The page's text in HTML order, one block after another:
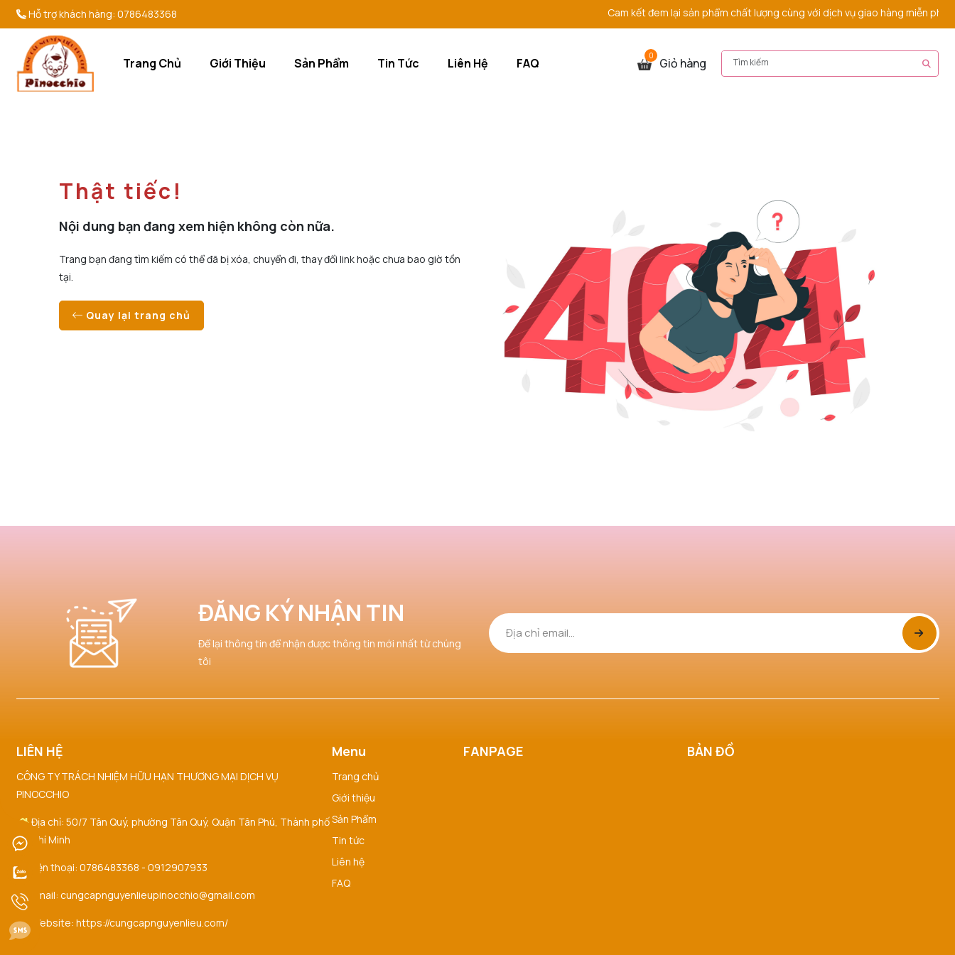
Hỗ trợ khách hàng: 0786483368 Cam kết đem lại sản phẩm chất lượng cùng với dịch vụ giao hàng miễn phí
Trang Chủ Giới Thiệu Sản Phẩm Tin Tức Liên Hệ FAQ 0 Giỏ hàng
Thật tiếc!
Nội dung bạn đang xem hiện không còn nữa.
Trang bạn đang tìm kiếm có thể đã bị xóa, chuyển đi, thay đổi link hoặc chưa bao giờ tồn
tại.
Quay lại trang chủ
ĐĂNG KÝ NHẬN TIN
Để lại thông tin để nhận được thông tin mới nhất từ chúng
tôi
LIÊN HỆ
CÔNG TY TRÁCH NHIỆM HỮU HẠN THƯƠNG MẠI DỊCH VỤ
PINOCCHIO
Địa chỉ: 50/7 Tân Quý, phường Tân Quý, Quận Tân Phú, Thành phố
Hồ Chí Minh
Điện thoại: 0786483368 - 0912907933
Email: cungcapnguyenlieupinocchio@gmail.com
Website: https://cungcapnguyenlieu.com/
Menu
Trang chủ
Giới thiệu
Sản Phẩm
Tin tức
Liên hệ
FAQ
FANPAGE BẢN ĐỒ